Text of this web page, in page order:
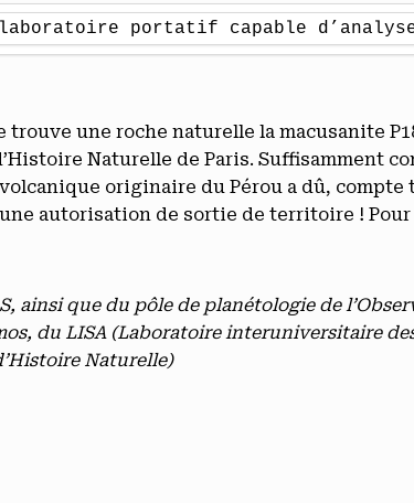
une roche naturelle la macusanite
Naturelle de Paris. Suffisamment
originaire du Pérou a dû,
autorisation de sortie de territoire !
ainsi que du pôle de planétologie de
du LISA (Laboratoire interuniversitaire
Naturelle)